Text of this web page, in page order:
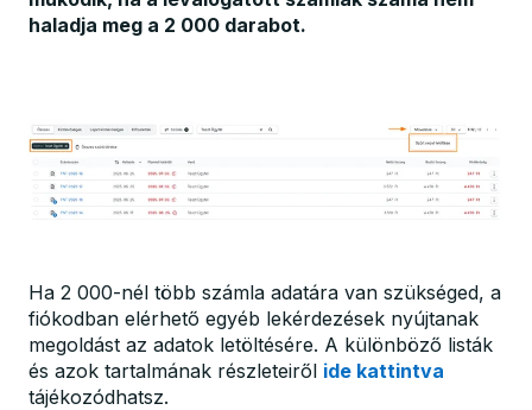
haladja meg a 2 000 darabot.
Ha 2 000-nél több számla adatára van szükséged, a
fiókodban elérhető egyéb lekérdezések nyújtanak
megoldást az adatok letöltésére. A különböző listák
és azok tartalmának részleteiről ide kattintva
tájékozódhatsz.